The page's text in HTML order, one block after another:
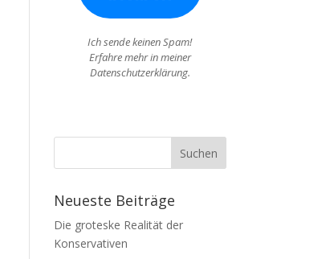
Ich sende keinen Spam!
Erfahre mehr in meiner
Datenschutzerklärung.
Neueste Beiträge
Die groteske Realität der
Konservativen